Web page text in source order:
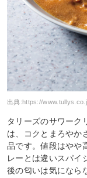
出典:https://
タリーズのサワーク
は、コクとまろやか
品です。値段はやや
レーとは違いスパイ
後の匂いは気になら